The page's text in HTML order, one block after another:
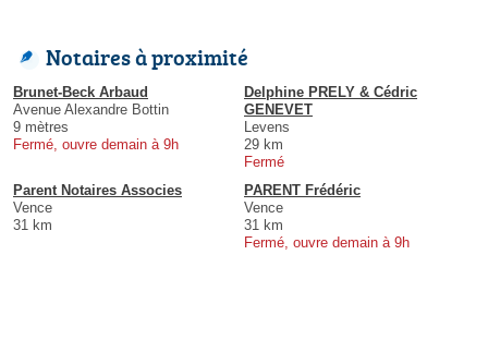
Notaires à proximité
Brunet-Beck Arbaud
Avenue Alexandre Bottin
9 mètres
Fermé, ouvre demain à 9h
Delphine PRELY & Cédric
GENEVET
Levens
29 km
Fermé
Parent Notaires Associes
Vence
31 km
PARENT Frédéric
Vence
31 km
Fermé, ouvre demain à 9h